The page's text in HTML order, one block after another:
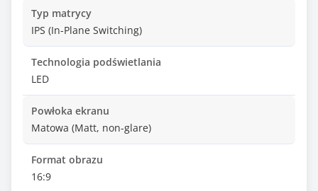
Typ matrycy
IPS (In-Plane Switching)
Technologia podświetlania
LED
Powłoka ekranu
Matowa (Matt, non-glare)
Format obrazu
16:9